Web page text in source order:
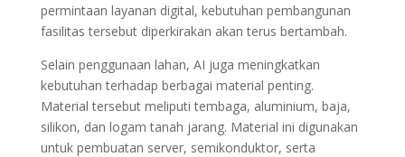
permintaan layanan digital, kebutuhan pembangunan
fasilitas tersebut diperkirakan akan terus bertambah.
Selain penggunaan lahan, AI juga meningkatkan
kebutuhan terhadap berbagai material penting.
Material tersebut meliputi tembaga, aluminium, baja,
silikon, dan logam tanah jarang. Material ini digunakan
untuk pembuatan server, semikonduktor, serta